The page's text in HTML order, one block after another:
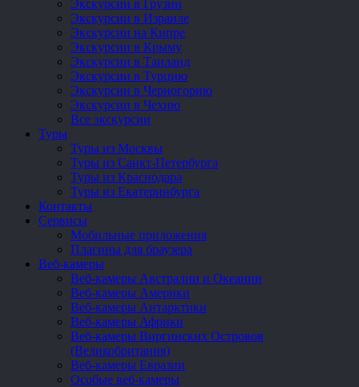
Экскурсии в Грузии
Экскурсии в Израиле
Экскурсии на Кипре
Экскурсии в Крыму
Экскурсии в Таиланд
Экскурсии в Турцию
Экскурсии в Черногорию
Экскурсии в Чехию
Все экскурсии
Туры
Туры из Москвы
Туры из Санкт-Петербурга
Туры из Краснодара
Туры из Екатеринбурга
Контакты
Сервисы
Мобильные приложения
Плагины для браузера
Веб-камеры
Веб-камеры Австралии и Океании
Веб-камеры Америки
Веб-камеры Антарктики
Веб-камеры Африки
Веб-камеры Виргинских Островов
(Великобритания)
Веб-камеры Евразии
Особые веб-камеры